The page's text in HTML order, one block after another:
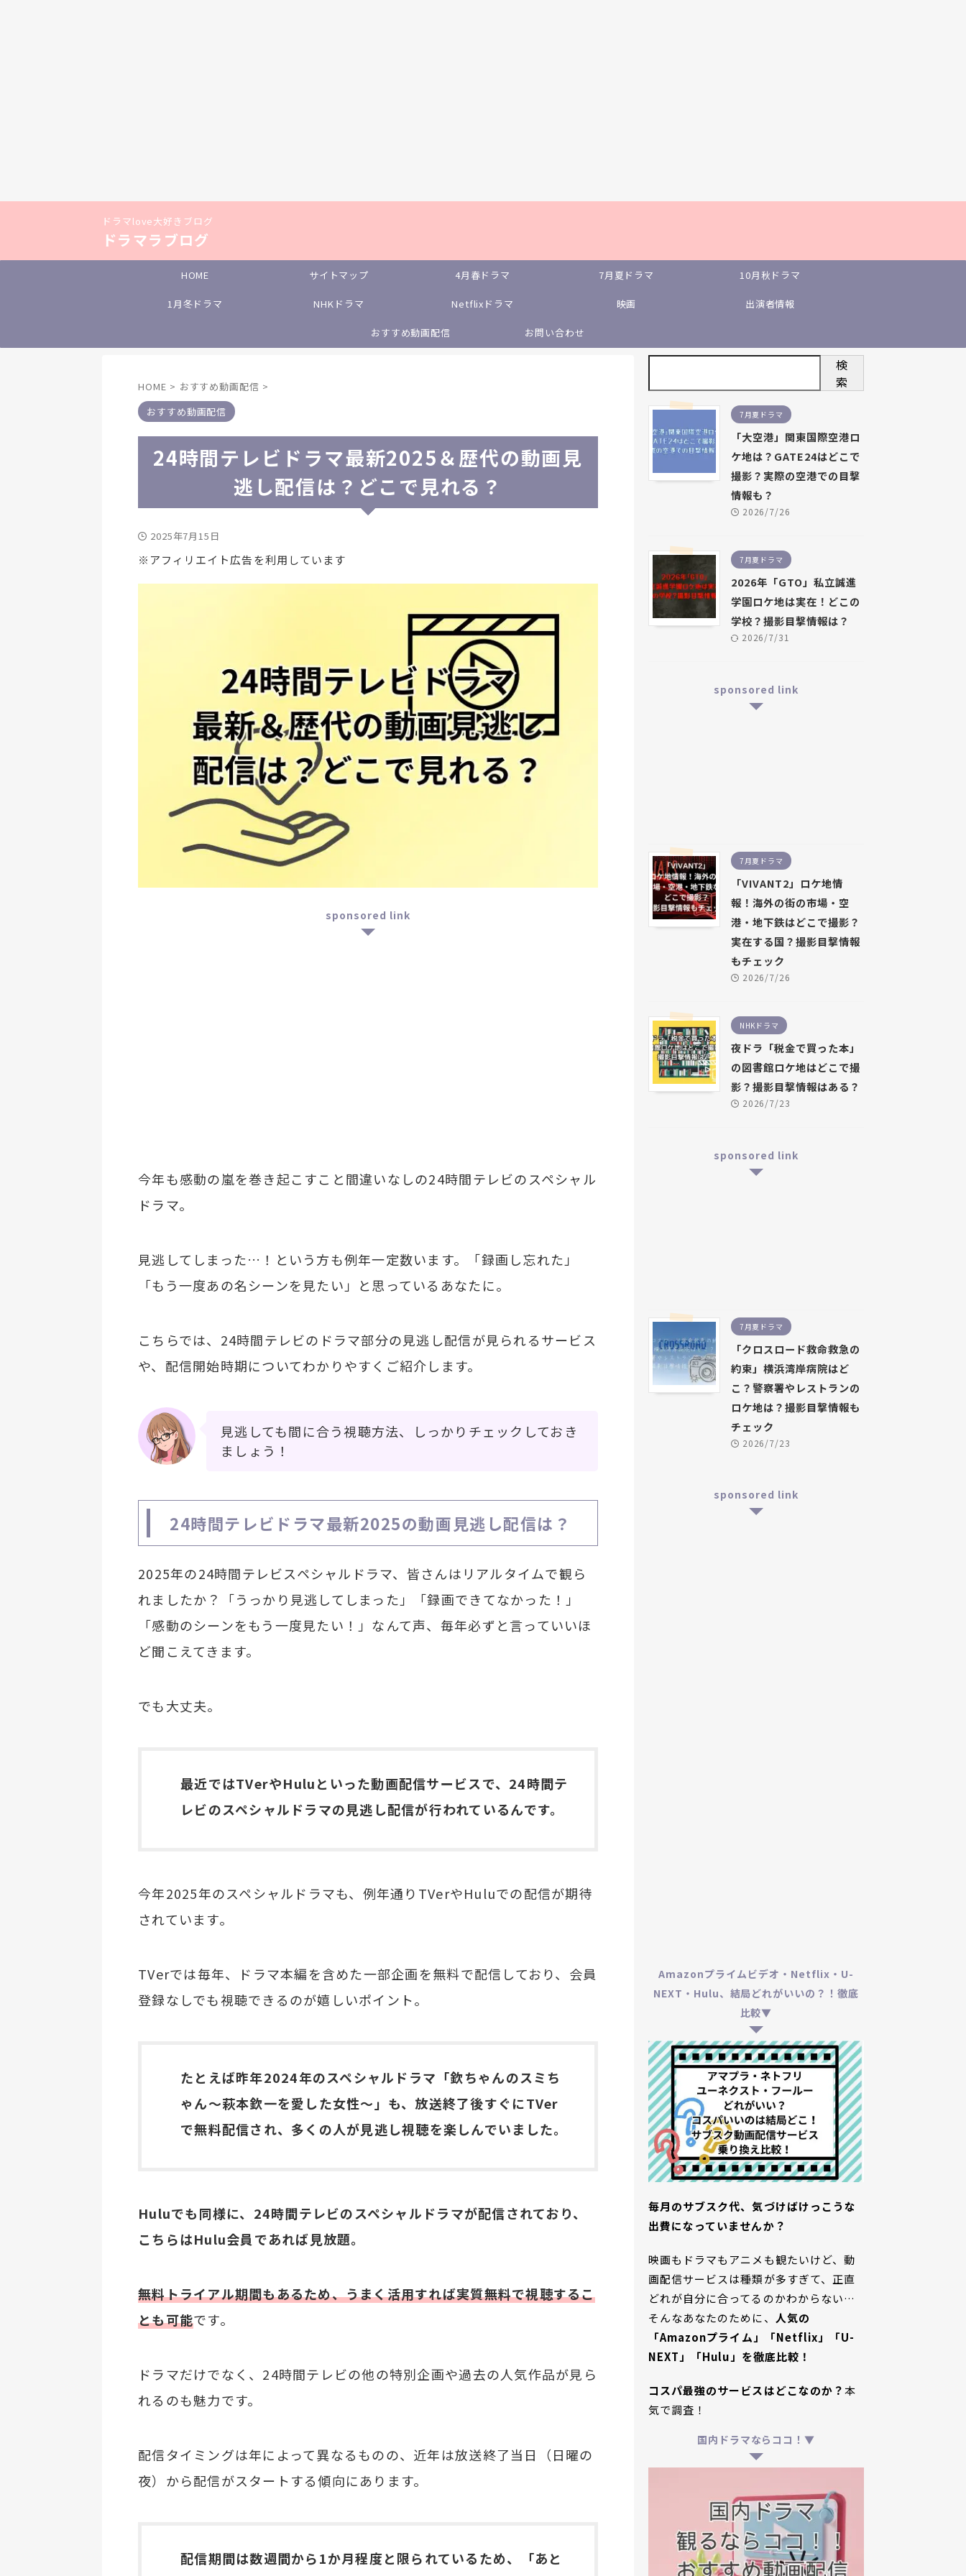
ドラマlove大好きブログ
ドラマラブログ
HOME サイトマップ 4月春ドラマ 7月夏ドラマ 10月秋ドラマ
1月冬ドラマ NHKドラマ Netflixドラマ 映画 出演者情報
おすすめ動画配信 お問い合わせ
HOME > おすすめ動画配信 >
おすすめ動画配信
24時間テレビドラマ最新2025＆歴代の動画見
逃し配信は？どこで見れる？
2025年7月15日
※アフィリエイト広告を利用しています
sponsored link
今年も感動の嵐を巻き起こすこと間違いなしの24時間テレビのスペシャル
ドラマ。
見逃してしまった…！という方も例年一定数います。「録画し忘れた」
「もう一度あの名シーンを見たい」と思っているあなたに。
こちらでは、24時間テレビのドラマ部分の見逃し配信が見られるサービス
や、配信開始時期についてわかりやすくご紹介します。
見逃しても間に合う視聴方法、しっかりチェックしておき
ましょう！
24時間テレビドラマ最新2025の動画見逃し配信は？
2025年の24時間テレビスペシャルドラマ、皆さんはリアルタイムで観ら
れましたか？「うっかり見逃してしまった」「録画できてなかった！」
「感動のシーンをもう一度見たい！」なんて声、毎年必ずと言っていいほ
ど聞こえてきます。
でも大丈夫。
最近ではTVerやHuluといった動画配信サービスで、24時間テ
レビのスペシャルドラマの見逃し配信が行われているんです。
今年2025年のスペシャルドラマも、例年通りTVerやHuluでの配信が期待
されています。
TVerでは毎年、ドラマ本編を含めた一部企画を無料で配信しており、会員
登録なしでも視聴できるのが嬉しいポイント。
たとえば昨年2024年のスペシャルドラマ「欽ちゃんのスミち
ゃん～萩本欽一を愛した女性～」も、放送終了後すぐにTVer
で無料配信され、多くの人が見逃し視聴を楽しんでいました。
Huluでも同様に、24時間テレビのスペシャルドラマが配信されており、
こちらはHulu会員であれば見放題。
無料トライアル期間もあるため、うまく活用すれば実質無料で視聴するこ
とも可能です。
ドラマだけでなく、24時間テレビの他の特別企画や過去の人気作品が見ら
れるのも魅力です。
配信タイミングは年によって異なるものの、近年は放送終了当日（日曜の
夜）から配信がスタートする傾向にあります。
配信期間は数週間から1か月程度と限られているため、「あと
検
索
7月夏ドラマ
「大空港」関東国際空港ロ
ケ地は？GATE24はどこで
撮影？実際の空港での目撃
情報も？
2026/7/26
7月夏ドラマ
2026年「GTO」私立誠進
学園ロケ地は実在！どこの
学校？撮影目撃情報は？
2026/7/31
sponsored link
7月夏ドラマ
「VIVANT2」ロケ地情
報！海外の街の市場・空
港・地下鉄はどこで撮影？
実在する国？撮影目撃情報
もチェック
2026/7/26
NHKドラマ
夜ドラ「税金で買った本」
の図書館ロケ地はどこで撮
影？撮影目撃情報はある？
2026/7/23
sponsored link
7月夏ドラマ
「クロスロード救命救急の
約束」横浜湾岸病院はど
こ？警察署やレストランの
ロケ地は？撮影目撃情報も
チェック
2026/7/23
sponsored link
Amazonプライムビデオ・Netflix・U-
NEXT・Hulu、結局どれがいいの？！徹底
比較▼
毎月のサブスク代、気づけばけっこうな
出費になっていませんか？
映画もドラマもアニメも観たいけど、動
画配信サービスは種類が多すぎて、正直
どれが自分に合ってるのかわからない…
そんなあなたのために、 人気の
「Amazonプライム」「Netflix」「U-
NEXT」「Hulu」を徹底比較！
コスパ最強のサービスはどこなのか？本
気で調査！
国内ドラマならココ！▼